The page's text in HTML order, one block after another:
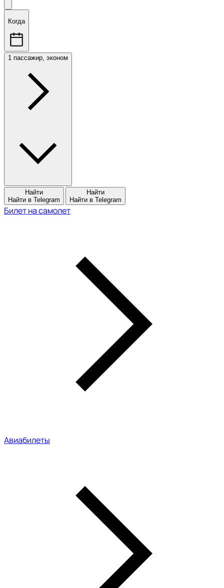
Когда
1 пассажир, эконом
Найти
Найти в Telegram
Найти
Найти в Telegram
Билет на самолет
Авиабилеты